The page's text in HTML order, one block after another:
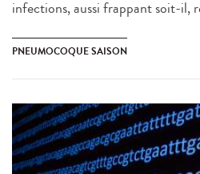
infections, aussi frappant soit-il,
PNEUMOCOQUE SAISON